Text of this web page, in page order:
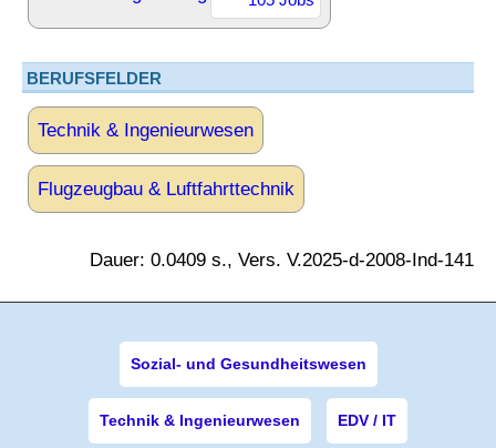
BERUFSFELDER
Technik & Ingenieurwesen
Flugzeugbau & Luftfahrttechnik
Dauer: 0.0409 s., Vers. V.2025-d-2008-Ind-141
Sozial- und Gesundheitswesen
Technik & Ingenieurwesen EDV / IT